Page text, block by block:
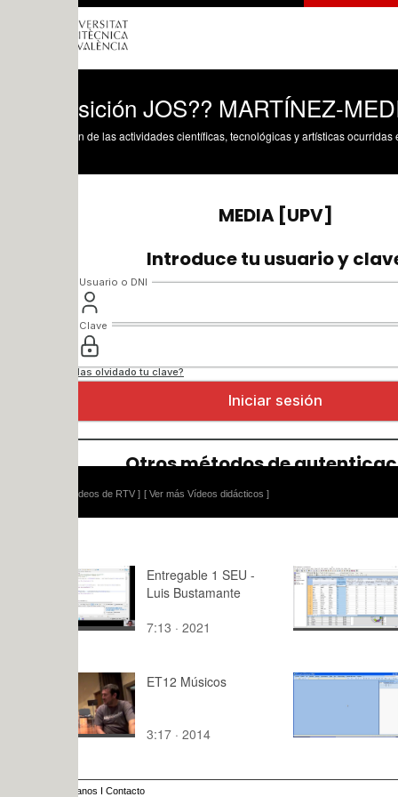
JOS?? MARTÍNEZ-MEDINA:
de las actividades científicas, tecnológicas y artísticas ocurridas en los tres
[ Ver más Vídeos didácticos ]
Entregable 1 SEU -
Luis Bustamante
7:13 · 2021
Selecting
1:53 · 2021
ET12 Músicos
3:17 · 2014
Expresion
5:11 · 2014